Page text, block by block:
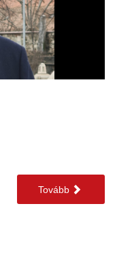
Tovább